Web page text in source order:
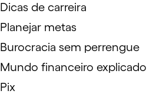
Dicas de carreira
Planejar metas
Burocracia sem perrengue
Mundo financeiro explicado
Pix